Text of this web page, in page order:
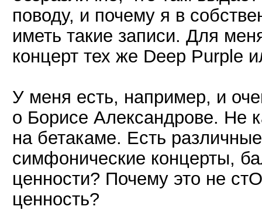
поводу, и почему я в
иметь такие записи. Для
концерт тех же Deep Purple
У меня есть, например, и
о Борисе Александрове. Не
на бетакаме. Есть
симфонические концерты,
ценности? Почему это не
ценность?